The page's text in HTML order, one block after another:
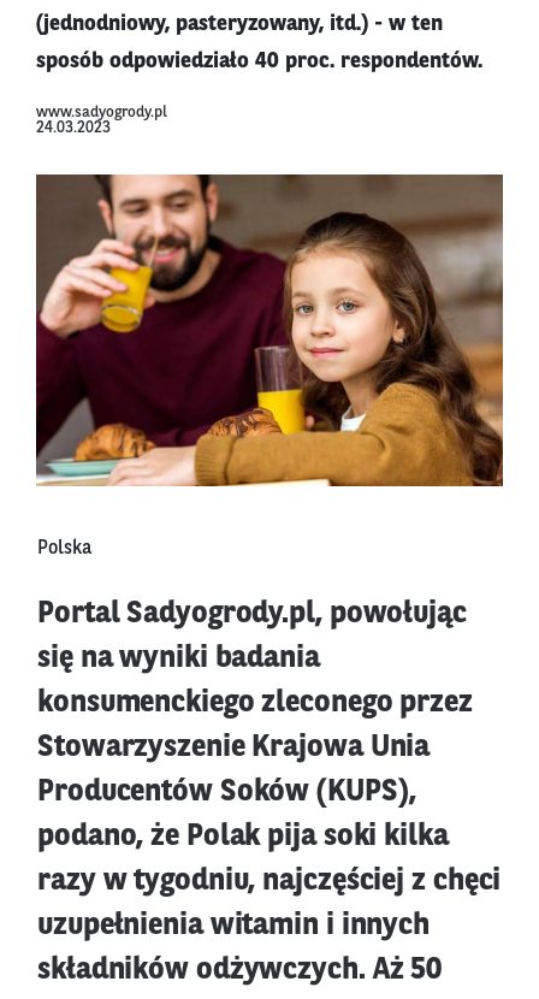
(jednodniowy, pasteryzowany, itd.) - w ten
sposób odpowiedziało 40 proc. respondentów.
www.sadyogrody.pl
24.03.2023
Polska
Portal Sadyogrody.pl, powołując
się na wyniki badania
konsumenckiego zleconego przez
Stowarzyszenie Krajowa Unia
Producentów Soków (KUPS),
podano, że Polak pija soki kilka
razy w tygodniu, najczęściej z chęci
uzupełnienia witamin i innych
składników odżywczych. Aż 50